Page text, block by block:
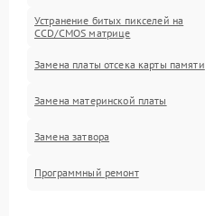
Устранение битых пикселей на
CCD/CMOS матрице
Замена платы отсека карты памяти
Замена материнской платы
Замена затвора
Программный ремонт